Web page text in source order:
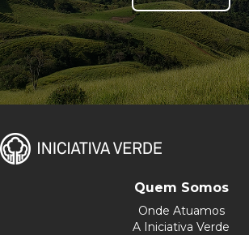
Quem Somos
Onde Atuamos
A Iniciativa Verde